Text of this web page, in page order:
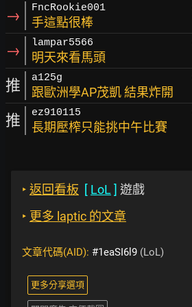
→ FncRookie001
手這點很棒
→ lampar5566
明天來看馬頭
推 a125g
跟歐洲學AP茂凱 結果炸開
推 ez910115
長期壓榨只能挑中午比賽
‣ 返回看板 [ LoL ] 遊戲
‣ 更多 laptic 的文章
文章代碼(AID): #1eaSI6l9 (LoL)
更多分享選項